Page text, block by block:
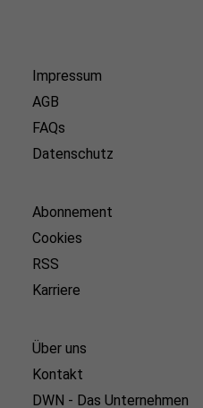
Impressum
AGB
FAQs
Datenschutz
Abonnement
Cookies
RSS
Karriere
Über uns
Kontakt
DWN - Das Unternehmen